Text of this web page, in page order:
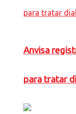
Anvisa
para tratar